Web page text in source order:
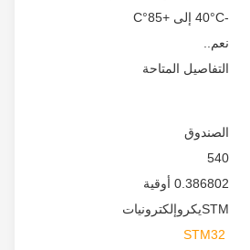
-40°C إلى +85°C
نعم..
التفاصيل المتاحة
الصندوق
540
0.386802 أوقية
STMيكروإلكترونيات
STM32